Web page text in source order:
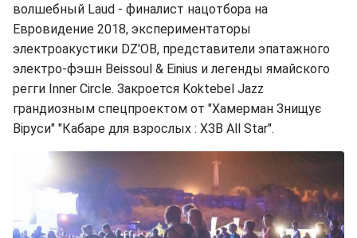
волшебный Laud - финалист нацотбора на
Евровидение 2018, экспериментаторы
электроакустики DZ'OB, представители эпатажного
электро-фэшн Beissoul & Einius и легенды ямайского
регги Inner Circle. Закроется Koktebel Jazz
грандиозным спецпроектом от "Хамерман Знищує
Віруси" "Кабаре для взрослых : ХЗВ All Star".